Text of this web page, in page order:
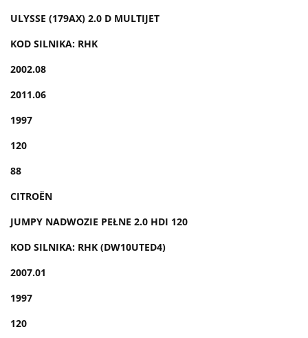
ULYSSE (179AX) 2.0 D MULTIJET
KOD SILNIKA: RHK
2002.08
2011.06
1997
120
88
CITROËN
JUMPY NADWOZIE PEŁNE 2.0 HDI 120
KOD SILNIKA: RHK (DW10UTED4)
2007.01
1997
120